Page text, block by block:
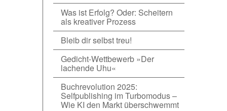
Was ist Erfolg? Oder: Scheitern
als kreativer Prozess
Bleib dir selbst treu!
Gedicht-Wettbewerb »Der
lachende Uhu«
Buchrevolution 2025:
Selfpublishing im Turbomodus –
Wie KI den Markt überschwemmt